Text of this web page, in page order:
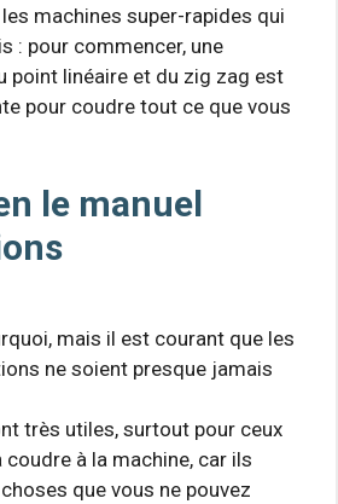
machines super-rapides qui
: pour commencer, une
point linéaire et du zig zag est
pour coudre tout ce que vous
le manuel
mais il est courant que les
ne soient presque jamais
très utiles, surtout pour ceux
à la machine, car ils
que vous ne pouvez